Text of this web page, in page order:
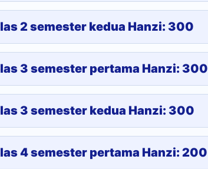
2 semester kedua Hanzi: 300
3 semester pertama Hanzi: 300
3 semester kedua Hanzi: 300
4 semester pertama Hanzi: 200